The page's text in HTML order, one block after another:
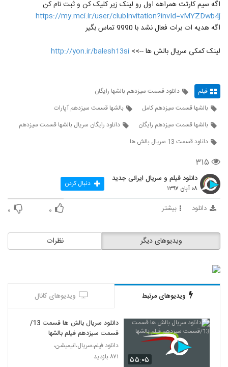
اگه سیم کارتت همراهه اول رو لینک زیر کلیک کن و ثبت نام کن
https://my.mci.ir/user/clubInvitation?invId=vMYZDwb4j
اگه هدیه ات برات فعال نشد با 9990 تماس بگیر
لینک کمکی سریال بالش ها -->> http://yon.ir/balesh13si
فیلم
دانلود قسمت سیزدهم بالشها رایگان
بالشها قسمت سیزدهم کامل
بالشها قسمت سیزدهم آپارات
بالشها قسمت سیزدهم رایگان
دانلود رایگان سریال بالشها قسمت سیزدهم
دانلود قسمت 13 سریال بالش ها
۳۱۵
دانلود فیلم و سریال ایرانی جدید
۰۸ آبان ۱۳۹۷ دنبال کردن
دانلود بیشتر ۰ ۰
نظرات ویدیوهای دیگر
ویدیوهای مرتبط ویدیوهای کانال
۵۵:۰۵
دانلود سریال بالش ها قسمت 13/
قسمت سیزدهم فیلم بالشها
دانلود فیلم،سریال،انیمیشن،
۸۷۱ بازدید